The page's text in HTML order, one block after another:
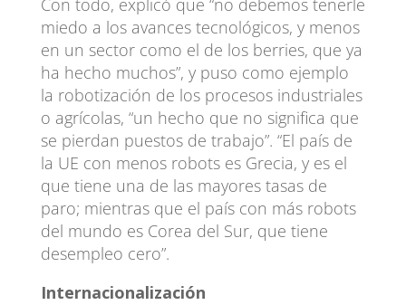
Con todo, explicó que “no debemos tenerle
miedo a los avances tecnológicos, y menos
en un sector como el de los berries, que ya
ha hecho muchos”, y puso como ejemplo
la robotización de los procesos industriales
o agrícolas, “un hecho que no significa que
se pierdan puestos de trabajo”. “El país de
la UE con menos robots es Grecia, y es el
que tiene una de las mayores tasas de
paro; mientras que el país con más robots
del mundo es Corea del Sur, que tiene
desempleo cero”.
Internacionalización